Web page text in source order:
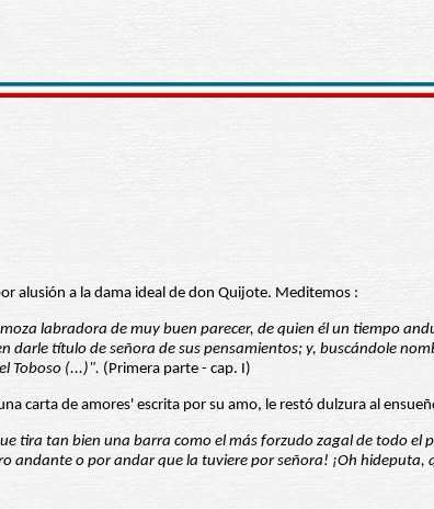
alusión a la dama ideal de don Quijote. Meditemos :
labradora de muy buen parecer, de quien él un tiempo
darle título de señora de sus pensamientos; y, buscándole
Toboso (...)". (Primera parte - cap. I)
carta de amores' escrita por su amo, le restó dulzura al
tira tan bien una barra como el más forzudo zagal de todo el
andante o por andar que la tuviere por señora! ¡Oh hideputa,